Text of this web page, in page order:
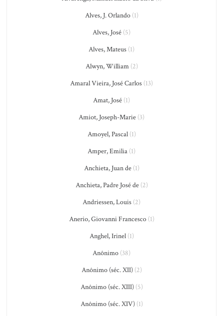
Alves, J. Orlando(1)
Alves, José (5)
Alves, Mateus (1)
Alwyn, William(2)
Amaral Vieira, José Carlos (13)
Amat, José (1)
Amiot, Joseph-Marie (3)
Amoyel, Pascal(1)
Amper, Emilia (1)
Anchieta, Juan de(1)
Anchieta, Padre José de(2)
Andriessen, Louis (2)
Anerio, Giovanni Francesco(1)
Anghel, Irinel(1)
Anônimo (38)
Anônimo (séc. XII)(2)
Anônimo (séc. XIII)(5)
Anônimo (séc. XIV)(1)